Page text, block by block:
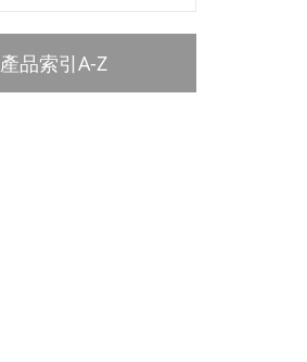
產品索引A-Z